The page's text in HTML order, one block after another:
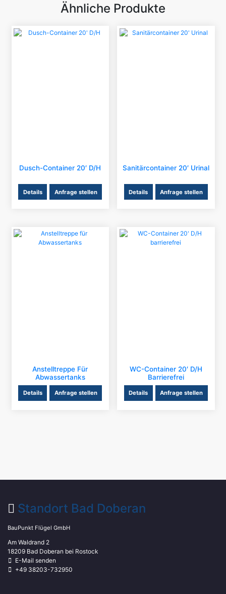
Ähnliche Produkte
Dusch-Container 20′ D/H
Details Anfrage stellen
Sanitärcontainer 20′ Urinal
Details Anfrage stellen
Anstelltreppe Für
Abwassertanks
Details Anfrage stellen
WC-Container 20′ D/H
Barrierefrei
Details Anfrage stellen
Standort Bad Doberan
BauPunkt Flügel GmbH
Am Waldrand 2
18209 Bad Doberan bei Rostock
E-Mail senden
+49 38203-732950